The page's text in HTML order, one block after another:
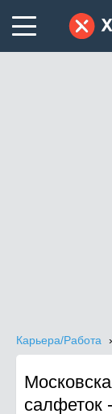
Карьера/Работа
салфеток -